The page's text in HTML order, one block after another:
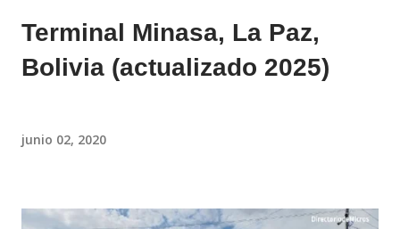
Terminal Minasa, La Paz,
Bolivia (actualizado 2025)
junio 02, 2020